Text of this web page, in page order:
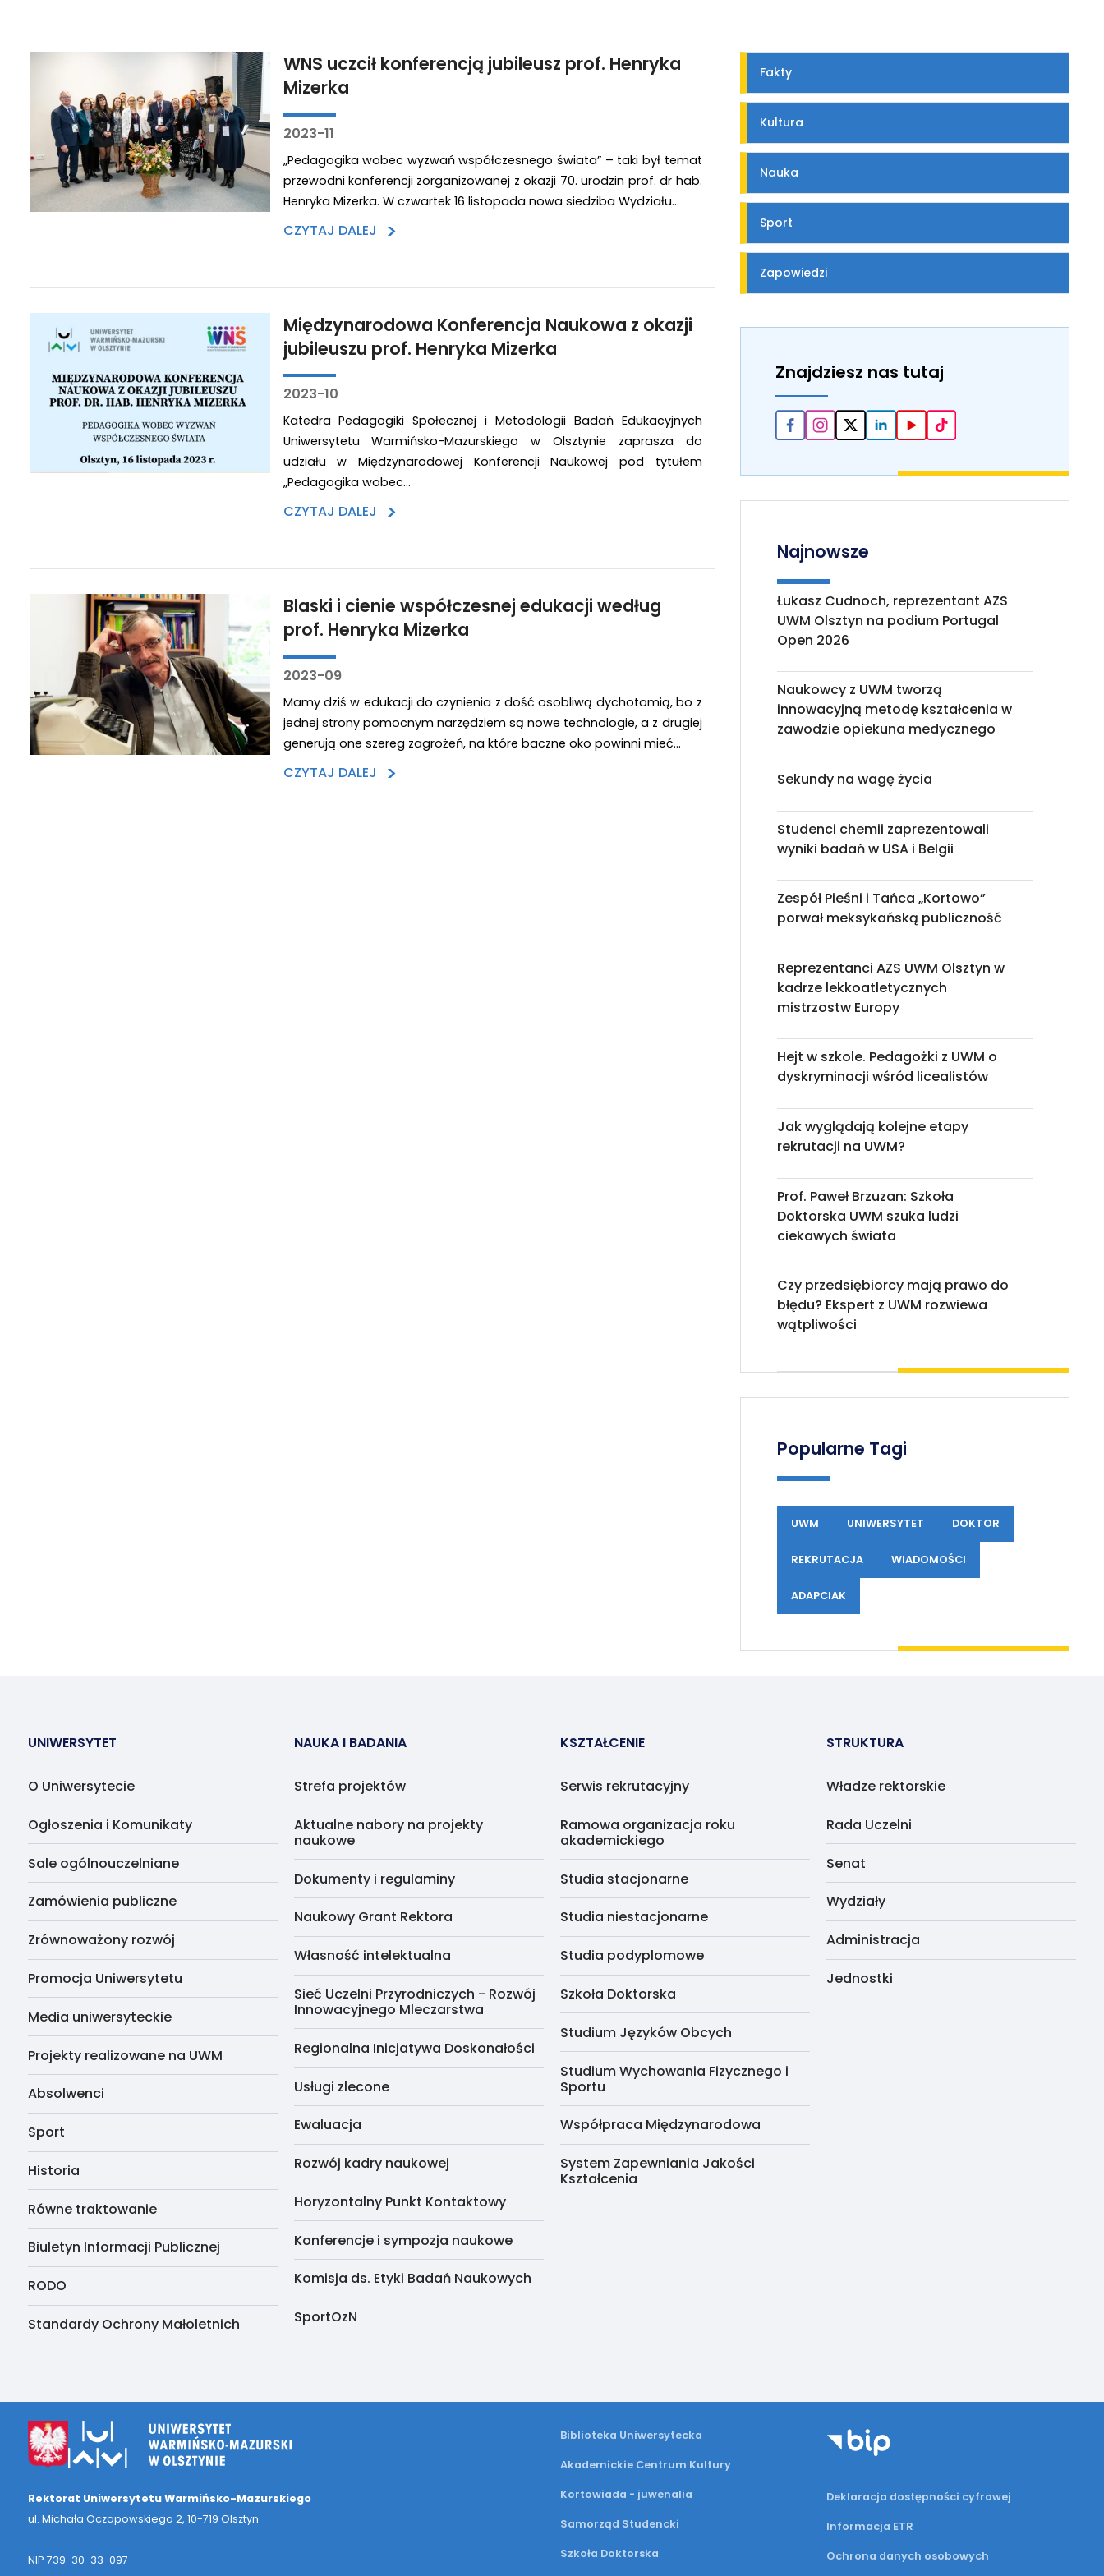
WNS uczcił konferencją jubileusz prof. Henryka
Mizerka
2023-11
„Pedagogika wobec wyzwań współczesnego świata” – taki był temat
przewodni konferencji zorganizowanej z okazji 70. urodzin prof. dr hab.
Henryka Mizerka. W czwartek 16 listopada nowa siedziba Wydziału…
CZYTAJ DALEJ >
Międzynarodowa Konferencja Naukowa z okazji
jubileuszu prof. Henryka Mizerka
2023-10
Katedra Pedagogiki Społecznej i Metodologii Badań Edukacyjnych
Uniwersytetu Warmińsko-Mazurskiego w Olsztynie zaprasza do
udziału w Międzynarodowej Konferencji Naukowej pod tytułem
„Pedagogika wobec…
CZYTAJ DALEJ >
Blaski i cienie współczesnej edukacji według
prof. Henryka Mizerka
2023-09
Mamy dziś w edukacji do czynienia z dość osobliwą dychotomią, bo z
jednej strony pomocnym narzędziem są nowe technologie, a z drugiej
generują one szereg zagrożeń, na które baczne oko powinni mieć…
CZYTAJ DALEJ >
Fakty
Kultura
Nauka
Sport
Zapowiedzi
Znajdziesz nas tutaj
Najnowsze
Łukasz Cudnoch, reprezentant AZS
UWM Olsztyn na podium Portugal
Open 2026
Naukowcy z UWM tworzą
innowacyjną metodę kształcenia w
zawodzie opiekuna medycznego
Sekundy na wagę życia
Studenci chemii zaprezentowali
wyniki badań w USA i Belgii
Zespół Pieśni i Tańca „Kortowo”
porwał meksykańską publiczność
Reprezentanci AZS UWM Olsztyn w
kadrze lekkoatletycznych
mistrzostw Europy
Hejt w szkole. Pedagożki z UWM o
dyskryminacji wśród licealistów
Jak wyglądają kolejne etapy
rekrutacji na UWM?
Prof. Paweł Brzuzan: Szkoła
Doktorska UWM szuka ludzi
ciekawych świata
Czy przedsiębiorcy mają prawo do
błędu? Ekspert z UWM rozwiewa
wątpliwości
Popularne Tagi
UWM UNIWERSYTET DOKTOR
REKRUTACJA WIADOMOŚCI
ADAPCIAK
UNIWERSYTET
O Uniwersytecie
Ogłoszenia i Komunikaty
Sale ogólnouczelniane
Zamówienia publiczne
Zrównoważony rozwój
Promocja Uniwersytetu
Media uniwersyteckie
Projekty realizowane na UWM
Absolwenci
Sport
Historia
Równe traktowanie
Biuletyn Informacji Publicznej
RODO
Standardy Ochrony Małoletnich
NAUKA I BADANIA
Strefa projektów
Aktualne nabory na projekty
naukowe
Dokumenty i regulaminy
Naukowy Grant Rektora
Własność intelektualna
Sieć Uczelni Przyrodniczych - Rozwój
Innowacyjnego Mleczarstwa
Regionalna Inicjatywa Doskonałości
Usługi zlecone
Ewaluacja
Rozwój kadry naukowej
Horyzontalny Punkt Kontaktowy
Konferencje i sympozja naukowe
Komisja ds. Etyki Badań Naukowych
SportOzN
KSZTAŁCENIE
Serwis rekrutacyjny
Ramowa organizacja roku
akademickiego
Studia stacjonarne
Studia niestacjonarne
Studia podyplomowe
Szkoła Doktorska
Studium Języków Obcych
Studium Wychowania Fizycznego i
Sportu
Współpraca Międzynarodowa
System Zapewniania Jakości
Kształcenia
STRUKTURA
Władze rektorskie
Rada Uczelni
Senat
Wydziały
Administracja
Jednostki
Rektorat Uniwersytetu Warmińsko-Mazurskiego
ul. Michała Oczapowskiego 2, 10-719 Olsztyn
NIP 739-30-33-097
Biblioteka Uniwersytecka
Akademickie Centrum Kultury
Kortowiada - juwenalia
Samorząd Studencki
Szkoła Doktorska
Deklaracja dostępności cyfrowej
Informacja ETR
Ochrona danych osobowych